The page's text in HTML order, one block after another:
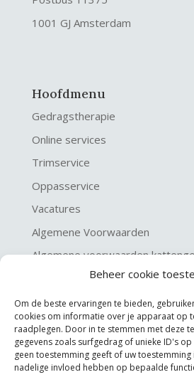
Beheer cookie
Om de beste ervaringen te bieden,
cookies om informatie over je apparaat op
raadplegen. Door in te stemmen met deze
gegevens zoals surfgedrag of unieke ID's
geen toestemming geeft of uw toestemming
nadelige invloed hebben op bepaalde
1001 GJ Amsterdam
Hoofdmenu
Gedragstherapie
Online services
Trimservice
Oppasservice
Vacatures
Algemene Voorwaarden
Algemene voorwaarden
Privacy verklaring
Disclaimer & Copyright